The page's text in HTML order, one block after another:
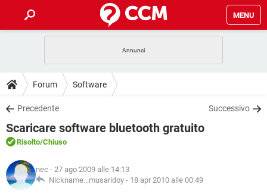
MENU
INTRATTENIMENTO
iOS
INSTAGRAM WHATSAPP
TIKTOK
HARDWARE
GUIDE
COVID-19
iOS
INSTAGRAM
TIKTOK FACEBOOK
DOWNLOAD
COVID-19 GAMING
INTRATTENIMENTO
iOS
INSTAGRAM
FORUM
COVID-19
INTRATTENIMENTO ANDROID
GLOSSARIO
COVID-19
Forum Software
Precedente Successivo
Scaricare software bluetooth gratuito
Risolto/Chiuso
nec - 27 ago 2009 alle 14:13
Nickname...musaridoy - 18 apr 2010 alle 00:49